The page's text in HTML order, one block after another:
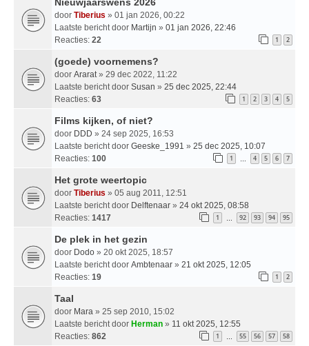
door Tiberius » 01 jan 2026, 00:22
Laatste bericht door Martijn » 01 jan 2026, 22:46
Reacties: 22 1 2
(goede) voornemens?
door Ararat » 29 dec 2022, 11:22
Laatste bericht door Susan » 25 dec 2025, 22:44
Reacties: 63 1 2 3 4 5
Films kijken, of niet?
door DDD » 24 sep 2025, 16:53
Laatste bericht door Geeske_1991 » 25 dec 2025, 10:07
Reacties: 100 1 … 4 5 6 7
Het grote weertopic
door Tiberius » 05 aug 2011, 12:51
Laatste bericht door Delftenaar » 24 okt 2025, 08:58
Reacties: 1417 1 … 92 93 94 95
De plek in het gezin
door Dodo » 20 okt 2025, 18:57
Laatste bericht door Ambtenaar » 21 okt 2025, 12:05
Reacties: 19 1 2
Taal
door Mara » 25 sep 2010, 15:02
Laatste bericht door Herman » 11 okt 2025, 12:55
Reacties: 862 1 … 55 56 57 58